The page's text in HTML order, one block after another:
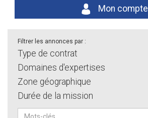
Mon compte
Filtrer les annonces par :
Type de contrat
Domaines d'expertises
Zone géographique
Durée de la mission